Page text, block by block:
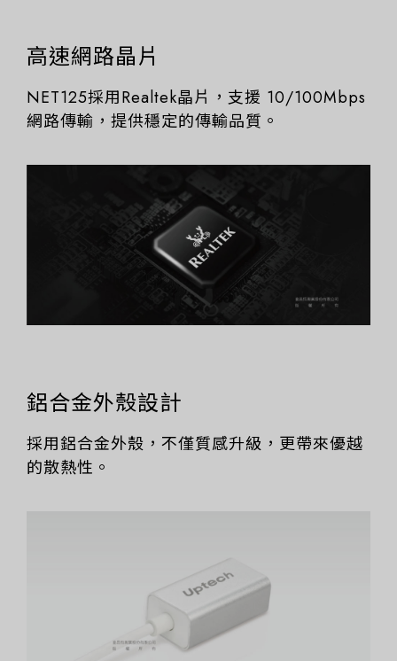
高速網路晶片
NET125採用Realtek晶片，支援 10/100Mbps
網路傳輸，提供穩定的傳輸品質。
鋁合金外殼設計
採用鋁合金外殼，不僅質感升級，更帶來優越
的散熱性。